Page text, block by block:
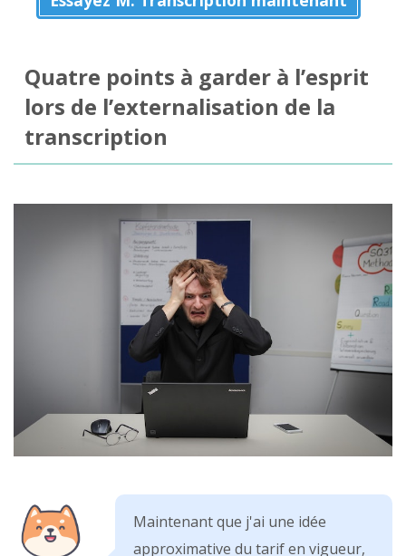
Quatre points à garder à l’esprit
lors de l’externalisation de la
transcription
Maintenant que j'ai une idée
approximative du tarif en vigueur,